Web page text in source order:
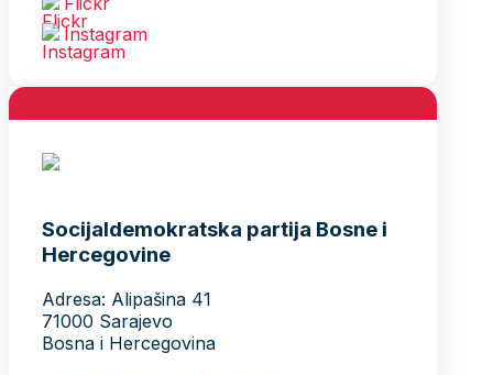
Instagram
Socijaldemokratska partija Bosne i
Hercegovine
Adresa: Alipašina 41
71000 Sarajevo
Bosna i Hercegovina